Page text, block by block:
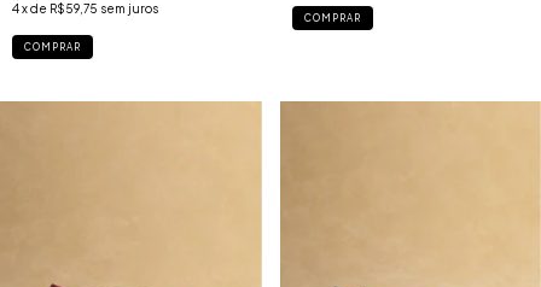
4x de R$59,75 sem juros
COMPRAR
COMPRAR